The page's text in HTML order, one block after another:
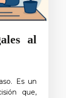
al
Es un
que,